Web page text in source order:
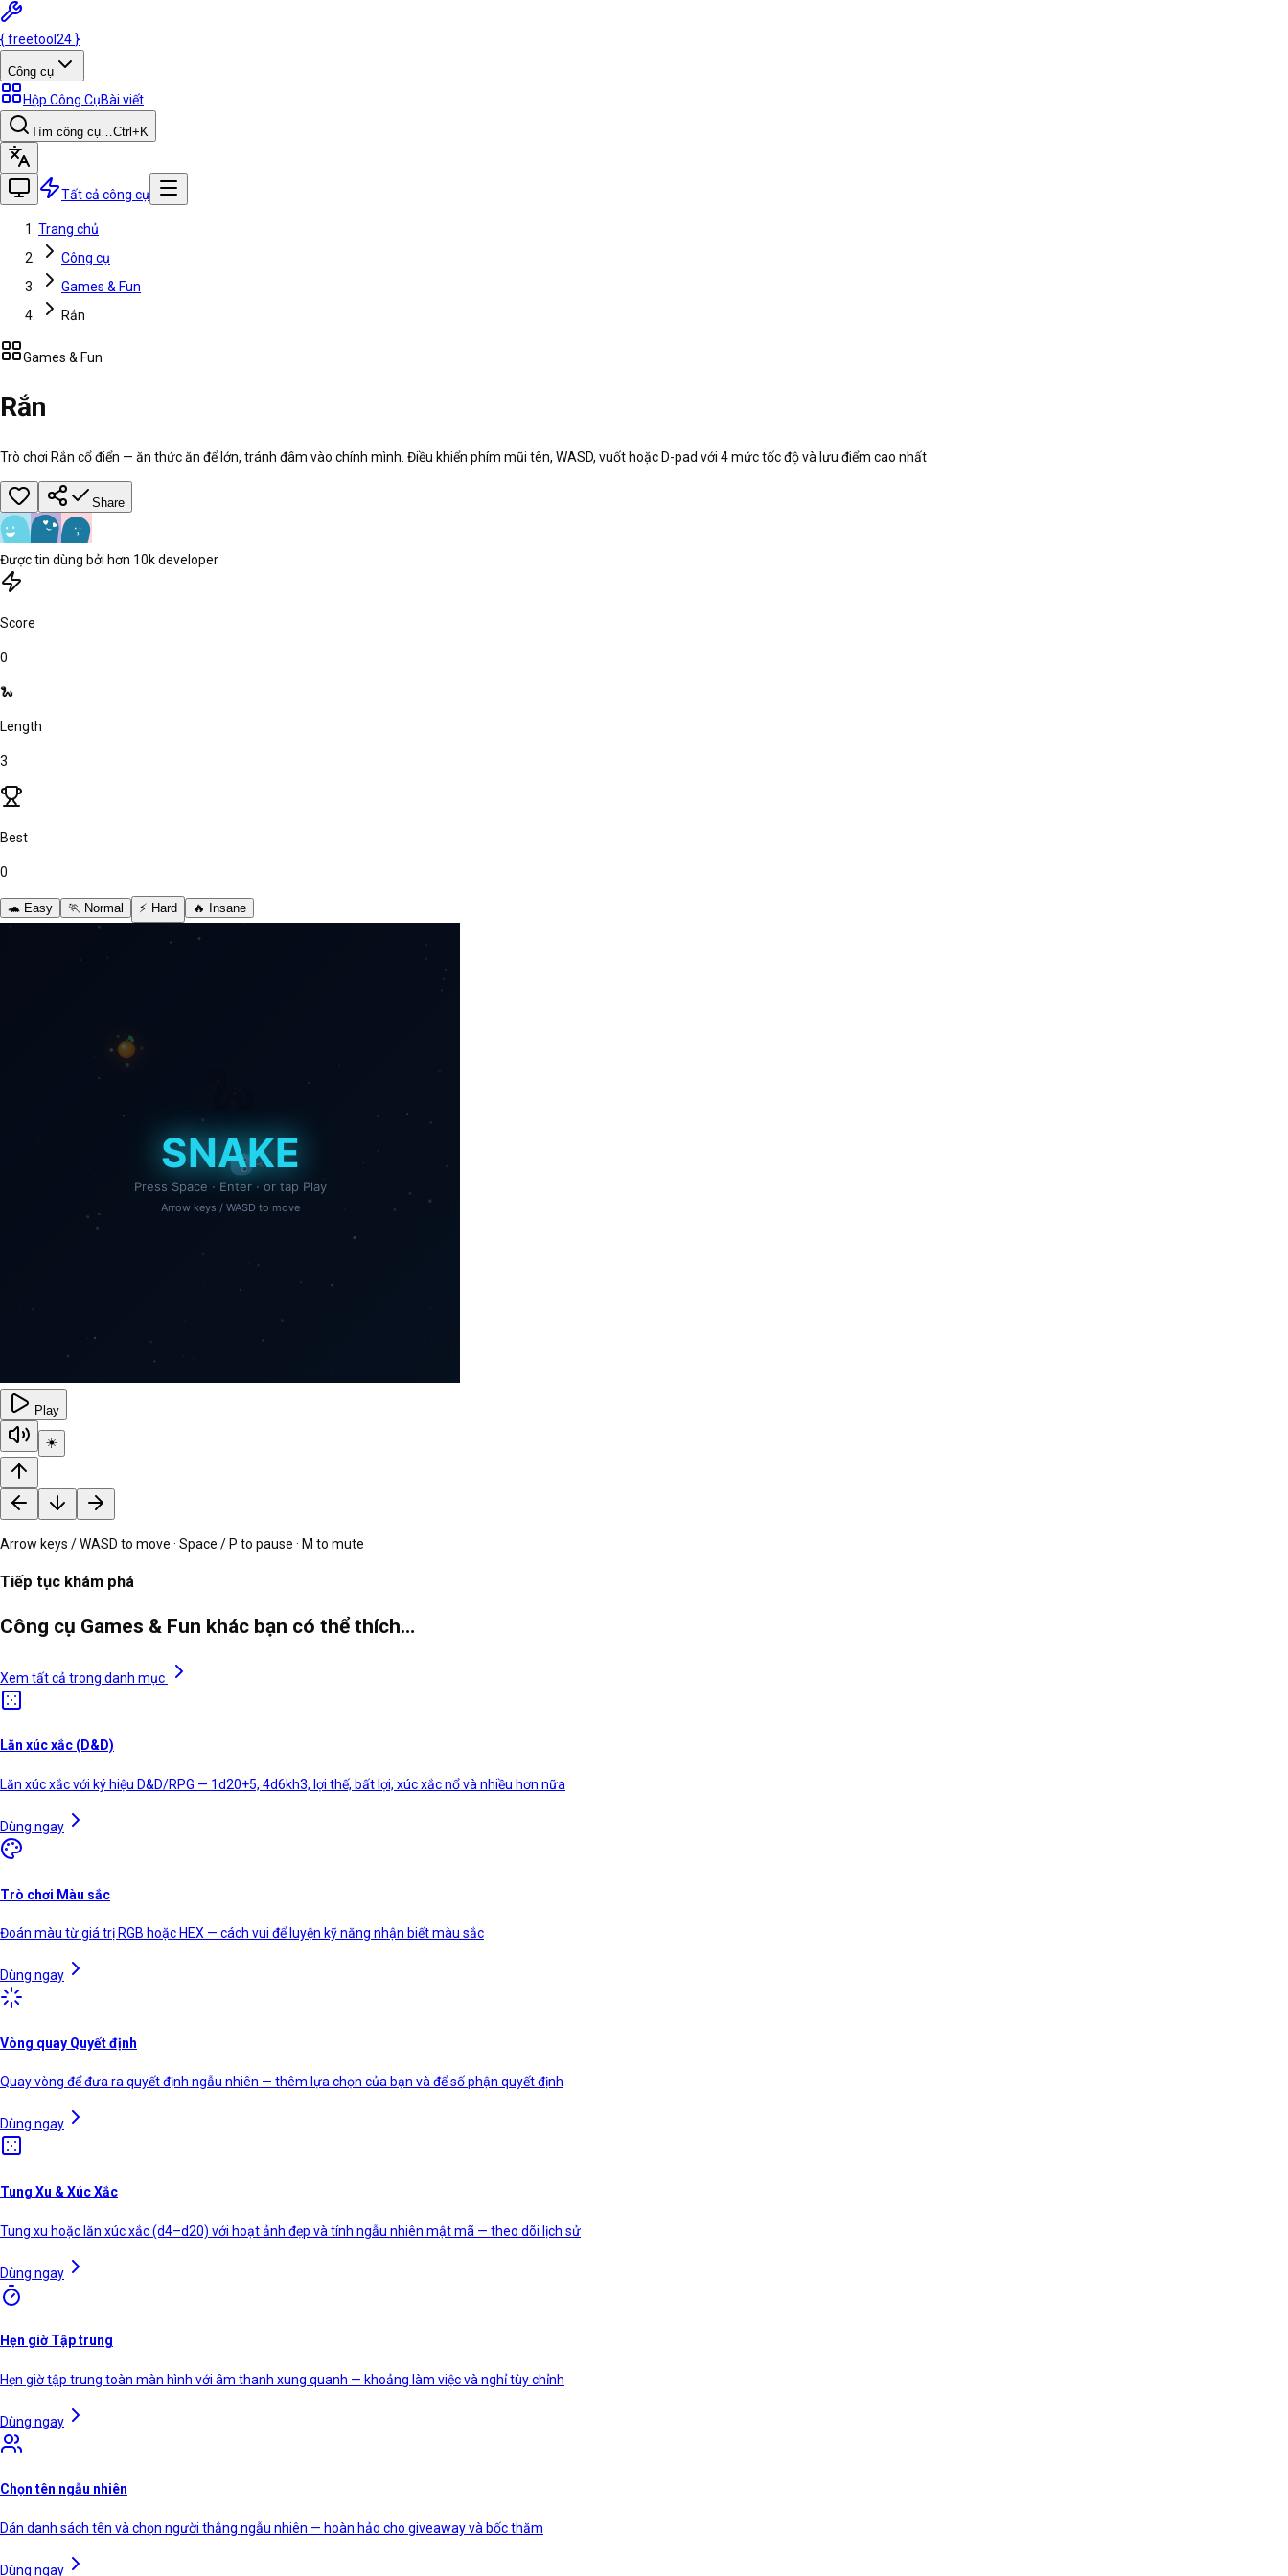
{freetool 24 }
Công cụ
Hộp Công CụBài viết
Tìm công cụ…Ctrl +K
Tất cả công cụ
Trang chủ
Công cụ
Games & Fun
Rắn
Games & Fun
Rắn
Trò chơi Rắn cổ điển — ăn thức ăn để lớn, tránh đâm vào chính mình. Điều khiển phím mũi tên, WASD, vuốt hoặc D-pad với 4 mức tốc độ và lưu điểm cao nhất
Share
Được tin dùng bởi hơn 10k developer
Score
0
🐍
Length
3
Best
0
🐢 Easy 🏃 Normal ⚡ Hard 🔥 Insane
Play
☀️
Arrow keys / WASD to move · Space / P to pause · M to mute
Tiếp tục khám phá
Công cụ Games & Fun khác bạn có thể thích…
Xem tất cả trong danh mục
Lăn xúc xắc (D&D)
Lăn xúc xắc với ký hiệu D&D/RPG — 1d20+5, 4d6kh3, lợi thế, bất lợi, xúc xắc nổ và nhiều hơn nữa
Dùng ngay
Trò chơi Màu sắc
Đoán màu từ giá trị RGB hoặc HEX — cách vui để luyện kỹ năng nhận biết màu sắc
Dùng ngay
Vòng quay Quyết định
Quay vòng để đưa ra quyết định ngẫu nhiên — thêm lựa chọn của bạn và để số phận quyết định
Dùng ngay
Tung Xu & Xúc Xắc
Tung xu hoặc lăn xúc xắc (d4–d20) với hoạt ảnh đẹp và tính ngẫu nhiên mật mã — theo dõi lịch sử
Dùng ngay
Hẹn giờ Tập trung
Hẹn giờ tập trung toàn màn hình với âm thanh xung quanh — khoảng làm việc và nghỉ tùy chỉnh
Dùng ngay
Chọn tên ngẫu nhiên
Dán danh sách tên và chọn người thắng ngẫu nhiên — hoàn hảo cho giveaway và bốc thăm
Dùng ngay